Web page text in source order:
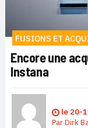
FUSIONS ET
Encore une
Instana
le 20-
ParDirk